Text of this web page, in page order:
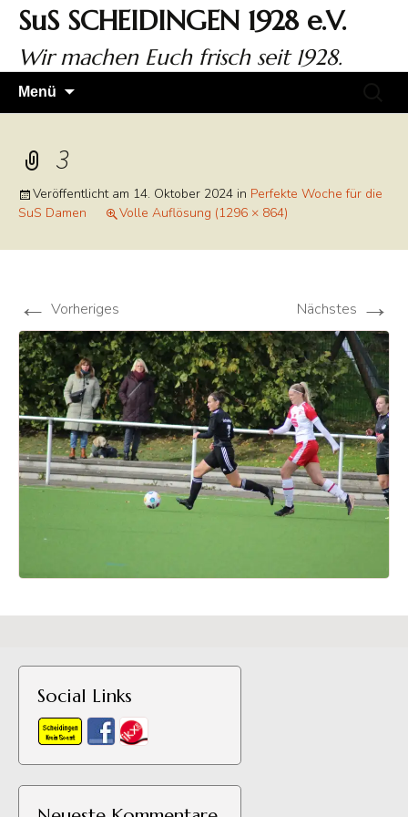
Zum
Inhalt
springen
SuS SCHEIDINGEN 1928 e.V.
Wir machen Euch frisch seit 1928.
Menü
3
Veröffentlicht am 14. Oktober 2024 in Perfekte Woche für die
SuS Damen
Volle Auflösung (1296 × 864)
← Vorheriges Nächstes →
Social Links